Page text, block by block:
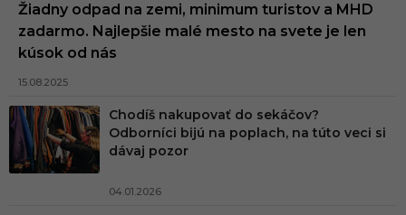
Žiadny odpad na zemi, minimum turistov a MHD
zadarmo. Najlepšie malé mesto na svete je len
kúsok od nás
15.08.2025
Chodíš nakupovať do sekáčov?
Odborníci bijú na poplach, na túto veci si
dávaj pozor
04.01.2026